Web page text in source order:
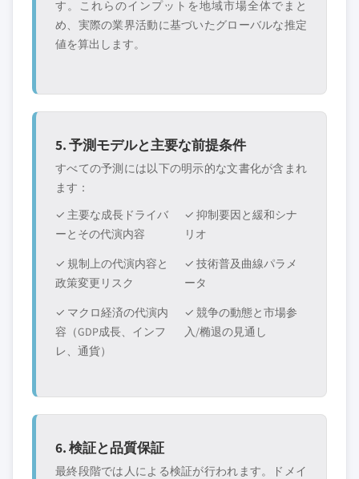
す。これらのインプットを地域市場全体でまと
め、実際の業界活動に基づいたグローバルな推定
値を算出します。
5. 予測モデルと主要な前提条件
すべての予測には以下の明示的な文書化が含まれ
ます：
✓ 主要な成長ドライバ
ーとその代演内容
✓ 抑制要因と緩和シナ
リオ
✓ 規制上の代演内容と
政策変更リスク
✓ 技術普及曲線パラメ
ータ
✓ マクロ経済の代演内
容（GDP成長、インフ
レ、通貨）
✓ 競争の動態と市場参
入/椭退の見通し
6. 検証と品質保証
最終段階では人による検証が行われます。ドメイ